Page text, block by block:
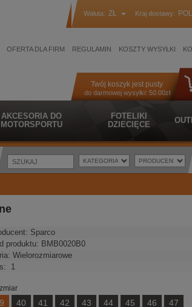
Waluta: ZŁ Kraj dostawy:
OFERTA DLA FIRM REGULAMIN KOSZTY WYSYŁKI
Twój koszyk jest pusty
do darmowej wysyłki: 50.00zł
AKCESORIA DO
MOTORSPORTU
FOTELIKI
DZIECIĘCE
Sparco
produktu: BMB0020B0
Wielorozmiarowe
1
40 41 42 43 44 45 46 47